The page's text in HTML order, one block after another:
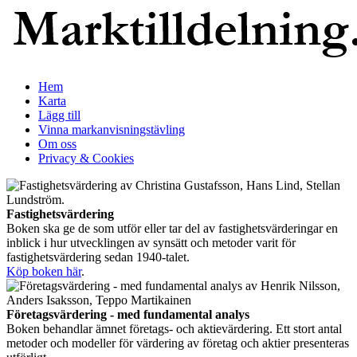
Hem
Karta
Lägg till
Vinna markanvisningstävling
Om oss
Privacy & Cookies
Fastighetsvärdering
Boken ska ge de som utför eller tar del av fastighetsvärderingar en
inblick i hur utvecklingen av synsätt och metoder varit för
fastighetsvärdering sedan 1940-talet.
Köp boken här.
Företagsvärdering - med fundamental analys
Boken behandlar ämnet företags- och aktievärdering. Ett stort antal
metoder och modeller för värdering av företag och aktier presenteras